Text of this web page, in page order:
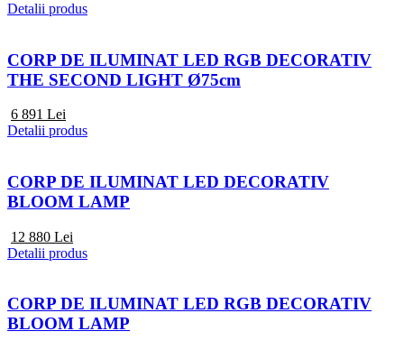
Detalii produs
CORP DE ILUMINAT LED RGB DECORATIV
THE SECOND LIGHT Ø75cm
6 891 Lei
Detalii produs
CORP DE ILUMINAT LED DECORATIV
BLOOM LAMP
12 880 Lei
Detalii produs
CORP DE ILUMINAT LED RGB DECORATIV
BLOOM LAMP